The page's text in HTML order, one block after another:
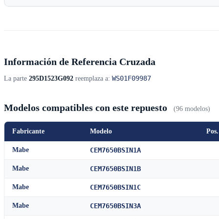
Información de Referencia Cruzada
La parte 295D1523G092 reemplaza a: WS01F09987
Modelos compatibles con este repuesto (96 modelos)
Fabricante Modelo Pos.
Mabe CEM7650BSIN1A
Mabe CEM7650BSIN1B
Mabe CEM7650BSIN1C
Mabe CEM7650BSIN3A